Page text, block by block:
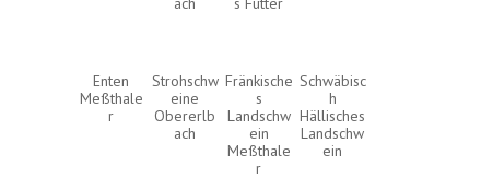
Enten
Meßthale
r
Strohschw
eine
Obererlb
ach
Fränkische
s
Landschw
ein
Meßthale
r
Schwäbisc
h
Hällisches
Landschw
ein